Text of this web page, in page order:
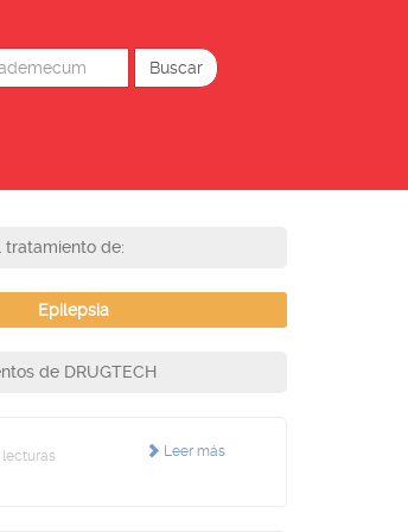
tratamiento de:
Epilepsia
de DRUGTECH
Leer más
lecturas